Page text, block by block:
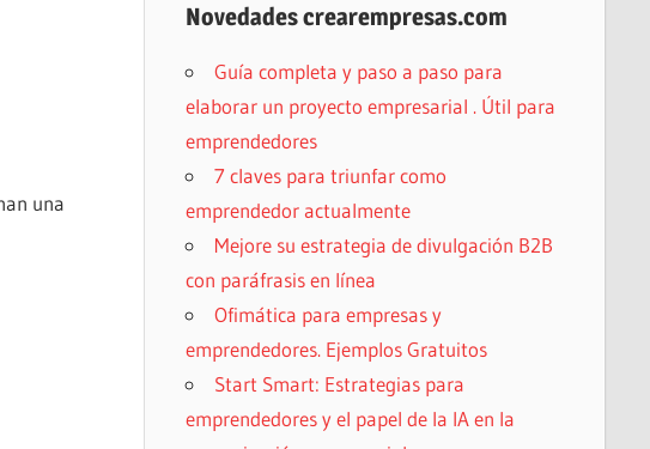
una
Novedades crearempresas.com
Guía completa y paso a paso para
elaborar un proyecto empresarial . Útil para
emprendedores
7 claves para triunfar como
emprendedor actualmente
Mejore su estrategia de divulgación B2B
con paráfrasis en línea
Ofimática para empresas y
emprendedores. Ejemplos Gratuitos
Start Smart: Estrategias para
emprendedores y el papel de la IA en la